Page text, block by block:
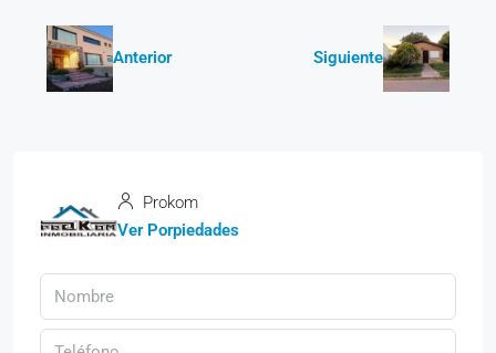
Anterior Siguiente
Prokom
Ver Porpiedades